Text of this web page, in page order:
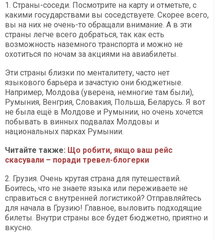
1. Страны-соседи. Посмотрите на карту и отметьте, с
какими государствами вы соседствуете. Скорее всего,
вы на них не очень-то обращали внимание. А в эти
страны легче всего добраться, так как есть
возможность наземного транспорта и можно не
охотиться по ночам за акциями на авиабилеты.
Эти страны близки по менталитету, часто нет
языкового барьера и зачастую они бюджетные.
Например, Молдова (уверена, немногие там были),
Румыния, Венгрия, Словакия, Польша, Беларусь. Я вот
не была ещё в Молдове и Румынии, но очень хочется
побывать в винных подвалах Молдовы и
национальных парках Румынии.
Читайте также: Що робити, якщо ваш рейс
скасували – поради тревел-блогерки
2. Грузия. Очень крутая страна для путешествий.
Боитесь, что не знаете языка или переживаете не
справиться с внутренней логистикой? Отправляйтесь
для начала в Грузию! Главное, выловить подходящие
билеты. Внутри страны все будет бюджетно, приятно и
вкусно.